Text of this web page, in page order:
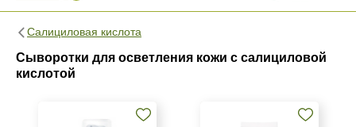
Салициловая кислота
Сыворотки для осветления кожи с салициловой
кислотой
Фильтр 2 Сброс
Бренд